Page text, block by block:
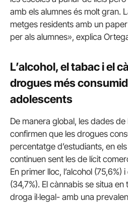
amb els alumnes és molt gran.
metges residents amb un
per als alumnes», explica
L’alcohol, el tabac i el
drogues més
adolescents
De manera global, les dades de
confirmen que les drogues
percentatge d’estudiants, en
continuen sent les de lícit
En primer lloc, l’alcohol (75,6%)
(34,7%). El cànnabis se situa
droga il·legal- amb una